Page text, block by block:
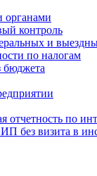
органами
контроль
и
по налогам
по
без визита в